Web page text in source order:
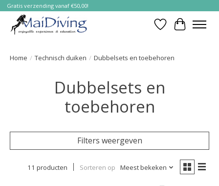
Gratis verzending vanaf €50,00!
Verlanglijst
Home / Technisch duiken / Dubbelsets en toebehoren
Dubbelsets en
toebehoren
Filters weergeven
11 producten Sorteren op Meest bekeken